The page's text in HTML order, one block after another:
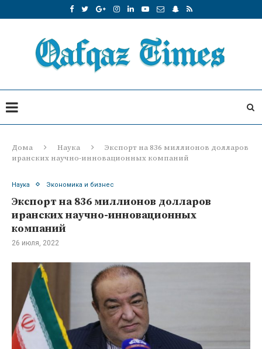
Дома Наука
Экспорт на 836 миллионов долларов
иранских научно-инновационных компаний
Наука Экономика и бизнес
Экспорт на 836 миллионов долларов
иранских научно-инновационных
компаний
26 июля, 2022